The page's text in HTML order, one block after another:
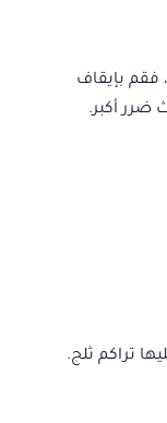
فقم بإيقاف
ضرر أكبر.
تراكم ثلج.